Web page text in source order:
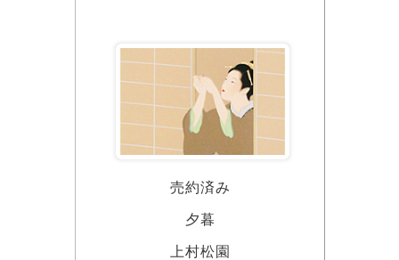
売約済み
夕暮
上村松園